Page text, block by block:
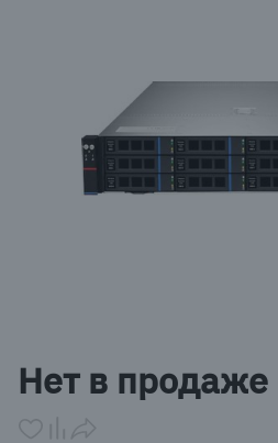
of
1
Нет в продаже